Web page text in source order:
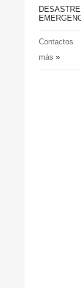
Contactos
más »